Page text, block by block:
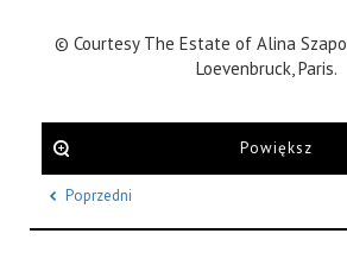
© Courtesy The Estate of Alina
Loevenbruck, Paris.
Powiększ
Poprzedni